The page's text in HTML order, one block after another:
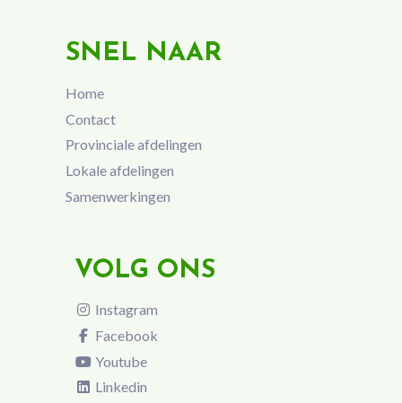
SNEL NAAR
Home
Contact
Provinciale afdelingen
Lokale afdelingen
Samenwerkingen
VOLG ONS
Instagram
Facebook
Youtube
Linkedin